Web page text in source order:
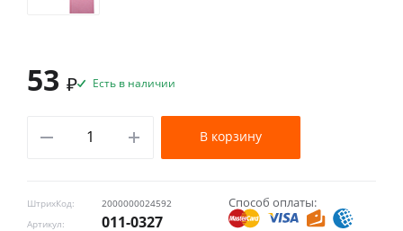
ШтрихКод:
2000000024592
Артикул:
011-0327
Способ оплаты:
53 ₽ Есть в наличии
В корзину